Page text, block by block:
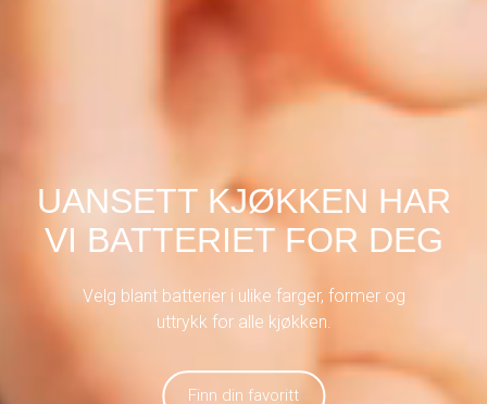
UANSETT KJØKKEN HAR
VI BATTERIET FOR DEG
Velg blant batterier i ulike farger, former og
uttrykk for alle kjøkken.
Finn din favoritt